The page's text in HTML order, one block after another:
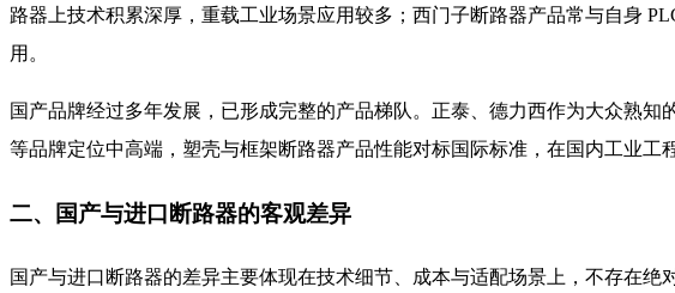
路器上技术积累深厚，重载工业场景应用较多；西门子断路器产品常与自身
用。
国产品牌经过多年发展，已形成完整的产品梯队。正泰、德力西作为大众熟
等品牌定位中高端，塑壳与框架断路器产品性能对标国际标准，在国内工业
二、国产与进口断路器的客观差异
国产与进口断路器的差异主要体现在技术细节、成本与适配场景上，不存在绝